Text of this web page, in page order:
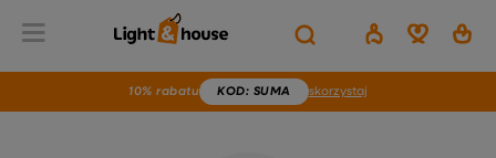
10% rabatu KOD: SUMA skorzystaj
Home Brak produktu